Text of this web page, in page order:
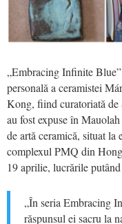
„Embracing Infinite
personală a ceramistei
Kong, fiind curatoriată
au fost expuse în Mauolah
de artă ceramică, situat
complexul PMQ din
19 aprilie, lucrările
„În seria Embracing
răspunsul ei sacru la